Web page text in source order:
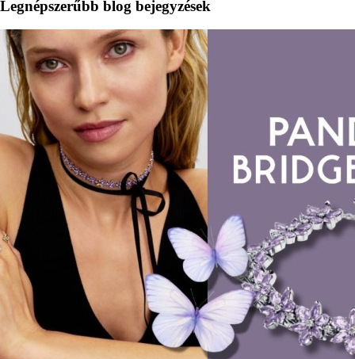
Legnépszerűbb blog bejegyzések